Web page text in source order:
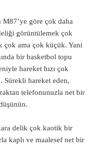
göre çok daha
görüntülemek çok
çok ama çok küçük. Yani
bir basketbol topu
hareket hızı çok
Sürekli hareket eden,
telefonunuzla net bir
delik çok kaotik bir
kaplı ve maalesef net bir